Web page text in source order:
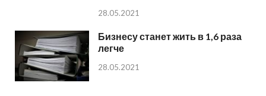
28.05.2021
Бизнесу станет жить в 1,6 раза
легче
28.05.2021